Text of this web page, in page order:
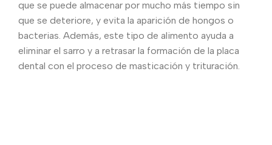
que se puede almacenar por mucho más tiempo sin
que se deteriore, y evita la aparición de hongos o
bacterias. Además, este tipo de alimento ayuda a
eliminar el sarro y a retrasar la formación de la placa
dental con el proceso de masticación y trituración.